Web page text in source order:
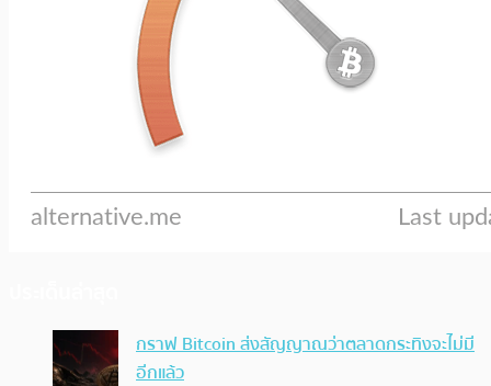
กราฟ Bitcoin ส่งสัญญาณว่าตลาดกระทิงจะไม่มี
อีกแล้ว